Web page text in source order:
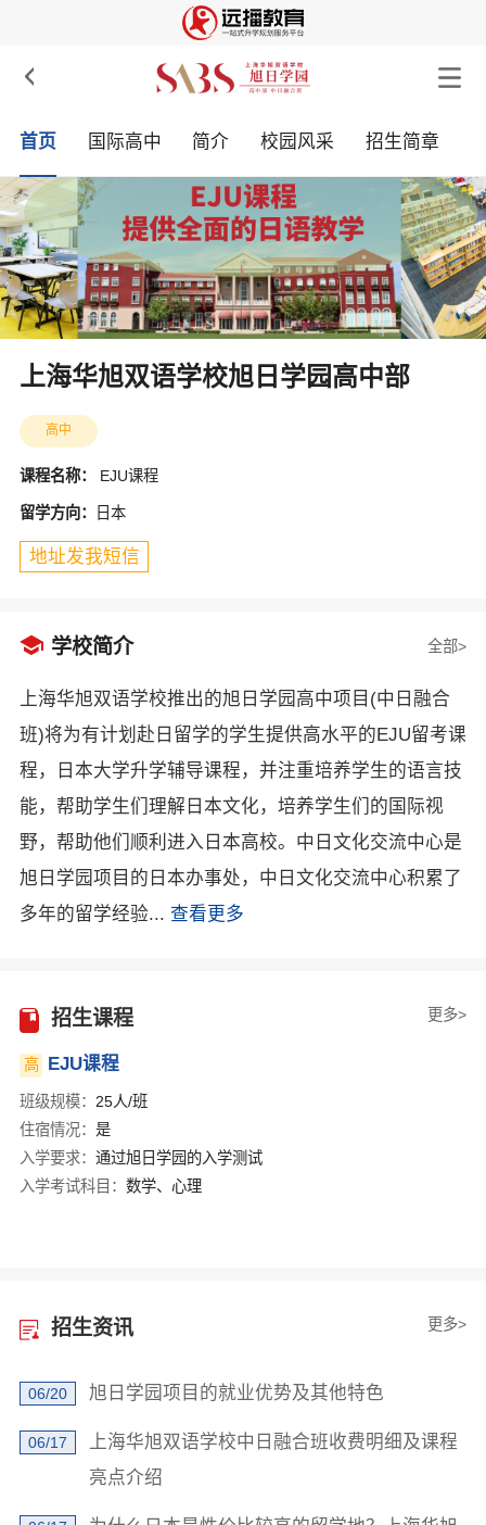

首页 国际高中 简介 校园风采 招生简章
上海华旭双语学校旭日学园高中部
高中
课程名称： EJU课程
留学方向： 日本
地址发我短信
 学校简介 全部>
上海华旭双语学校推出的旭日学园高中项目(中日融合
班)将为有计划赴日留学的学生提供高水平的EJU留考课
程，日本大学升学辅导课程，并注重培养学生的语言技
能，帮助学生们理解日本文化，培养学生们的国际视
野，帮助他们顺利进入日本高校。中日文化交流中心是
旭日学园项目的日本办事处，中日文化交流中心积累了
多年的留学经验... 查看更多
招生课程 更多>
高 EJU课程
班级规模： 25人/班
住宿情况： 是
入学要求： 通过旭日学园的入学测试
入学考试科目： 数学、心理
招生资讯 更多>
06/20 旭日学园项目的就业优势及其他特色
06/17
上海华旭双语学校中日融合班收费明细及课程
亮点介绍